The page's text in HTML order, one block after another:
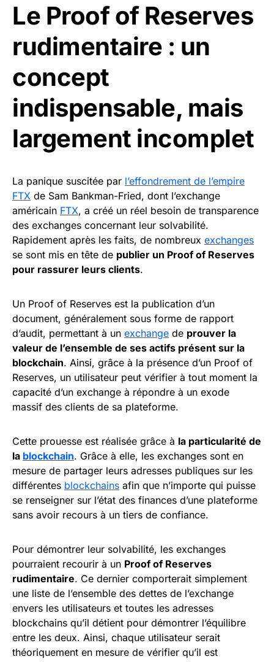
Le Proof of Reserves
rudimentaire : un
concept
indispensable, mais
largement incomplet
La panique suscitée par l’effondrement de l’empire
FTX de Sam Bankman-Fried, dont l’exchange
américain FTX, a créé un réel besoin de transparence
des exchanges concernant leur solvabilité.
Rapidement après les faits, de nombreux exchanges
se sont mis en tête de publier un Proof of Reserves
pour rassurer leurs clients.
Un Proof of Reserves est la publication d’un
document, généralement sous forme de rapport
d’audit, permettant à un exchange de prouver la
valeur de l’ensemble de ses actifs présent sur la
blockchain. Ainsi, grâce à la présence d’un Proof of
Reserves, un utilisateur peut vérifier à tout moment la
capacité d’un exchange à répondre à un exode
massif des clients de sa plateforme.
Cette prouesse est réalisée grâce à la particularité de
la blockchain. Grâce à elle, les exchanges sont en
mesure de partager leurs adresses publiques sur les
différentes blockchains afin que n’importe qui puisse
se renseigner sur l’état des finances d’une plateforme
sans avoir recours à un tiers de confiance.
Pour démontrer leur solvabilité, les exchanges
pourraient recourir à un Proof of Reserves
rudimentaire. Ce dernier comporterait simplement
une liste de l’ensemble des dettes de l’exchange
envers les utilisateurs et toutes les adresses
blockchains qu’il détient pour démontrer l’équilibre
entre les deux. Ainsi, chaque utilisateur serait
théoriquement en mesure de vérifier qu’il est